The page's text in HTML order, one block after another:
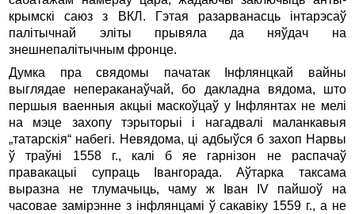
крымскі саюз з ВКЛ. Гэтая разарванасць інтарэсаў
палітычнай эліты прывяла да няўдач на
знешнепалітычным фронце.
Думка пра свядомы пачатак Інфлянцкай вайны
выглядае непераканаўчай, бо дакладна вядома, што
першыя ваенныя акцыі маскоўцаў у Інфлянтах не мелі
на мэце захопу тэрыторыі і нагадвалі маланкавыя
„татарскія“ набегі. Невядома, ці адбыўся б захоп Нарвы
ў траўні 1558 г., калі б яе гарнізон не распачаў
правакацыі супраць Івангорада. Аўтарка таксама
выразна не тлумачыць, чаму ж Іван IV пайшоў на
часовае замірэнне з інфлянцамі ў сакавіку 1559 г., а не